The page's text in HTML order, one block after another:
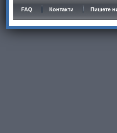
FAQ Контакти Пишете